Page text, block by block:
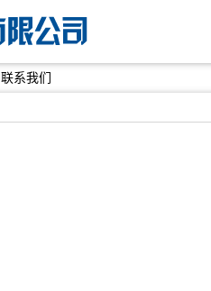
联系我们